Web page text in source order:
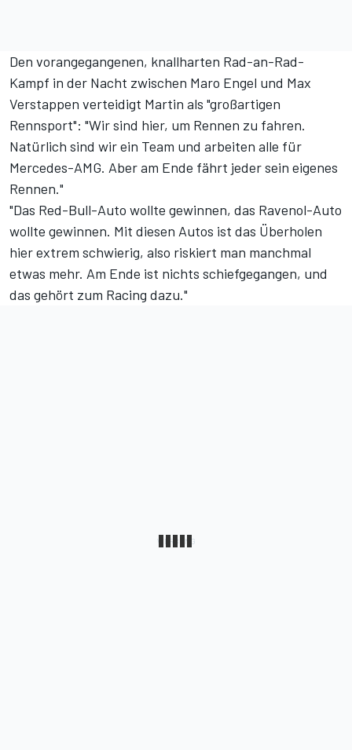
Den vorangegangenen, knallharten Rad-an-Rad-
Kampf in der Nacht zwischen Maro Engel und Max
Verstappen verteidigt Martin als "großartigen
Rennsport": "Wir sind hier, um Rennen zu fahren.
Natürlich sind wir ein Team und arbeiten alle für
Mercedes-AMG. Aber am Ende fährt jeder sein eigenes
Rennen."
"Das Red-Bull-Auto wollte gewinnen, das Ravenol-Auto
wollte gewinnen. Mit diesen Autos ist das Überholen
hier extrem schwierig, also riskiert man manchmal
etwas mehr. Am Ende ist nichts schiefgegangen, und
das gehört zum Racing dazu."